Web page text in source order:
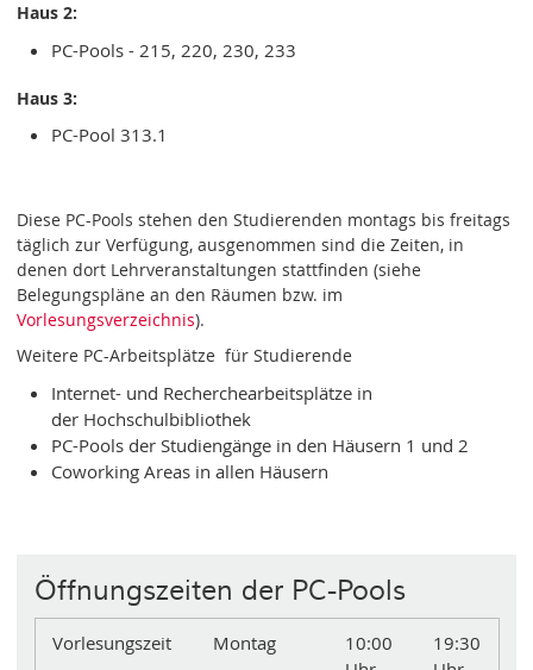
Haus 2:
PC-Pools - 215, 220, 230, 233
Haus 3:
PC-Pool 313.1
Diese PC-Pools stehen den Studierenden montags bis freitags
täglich zur Verfügung, ausgenommen sind die Zeiten, in
denen dort Lehrveranstaltungen stattfinden (siehe
Belegungspläne an den Räumen bzw. im
Vorlesungsverzeichnis).
Weitere PC-Arbeitsplätze für Studierende
Internet- und Recherchearbeitsplätze in
der Hochschulbibliothek
PC-Pools der Studiengänge in den Häusern 1 und 2
Coworking Areas in allen Häusern
Öffnungszeiten der PC-Pools
Vorlesungszeit Montag
10:00
19:30